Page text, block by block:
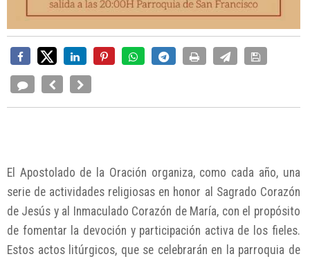
El Apostolado de la Oración organiza, como cada año, una
serie de actividades religiosas en honor al Sagrado Corazón
de Jesús y al Inmaculado Corazón de María, con el propósito
de fomentar la devoción y participación activa de los fieles.
Estos actos litúrgicos, que se celebrarán en la parroquia de